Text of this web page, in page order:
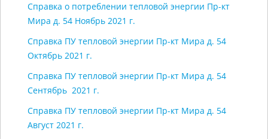
Справка о потреблении тепловой энергии Пр-кт
Мира д. 54 Ноябрь 2021 г.
Справка ПУ тепловой энергии Пр-кт Мира д. 54
Октябрь 2021 г.
Справка ПУ тепловой энергии Пр-кт Мира д. 54
Сентябрь 2021 г.
Справка ПУ тепловой энергии Пр-кт Мира д. 54
Август 2021 г.